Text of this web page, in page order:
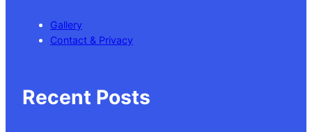
Gallery
Contact & Privacy
Recent Posts